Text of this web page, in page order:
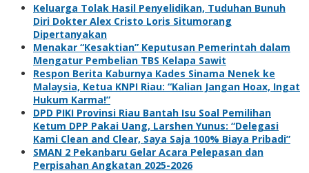
Keluarga Tolak Hasil Penyelidikan, Tuduhan Bunuh
Diri Dokter Alex Cristo Loris Situmorang
Dipertanyakan
Menakar “Kesaktian” Keputusan Pemerintah dalam
Mengatur Pembelian TBS Kelapa Sawit
Respon Berita Kaburnya Kades Sinama Nenek ke
Malaysia, Ketua KNPI Riau: “Kalian Jangan Hoax, Ingat
Hukum Karma!”
DPD PIKI Provinsi Riau Bantah Isu Soal Pemilihan
Ketum DPP Pakai Uang, Larshen Yunus: “Delegasi
Kami Clean and Clear, Saya Saja 100% Biaya Pribadi”
SMAN 2 Pekanbaru Gelar Acara Pelepasan dan
Perpisahan Angkatan 2025-2026